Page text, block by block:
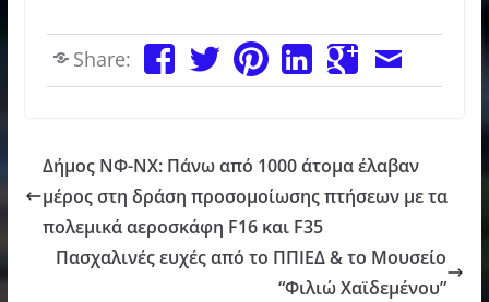
Share:
Δήμος ΝΦ-ΝΧ: Πάνω από 1000 άτομα έλαβαν
μέρος στη δράση προσομοίωσης πτήσεων με τα
πολεμικά αεροσκάφη F16 και F35
Πασχαλινές ευχές από το ΠΠΙΕΔ & το Μουσείο
“Φιλιώ Χαϊδεμένου”